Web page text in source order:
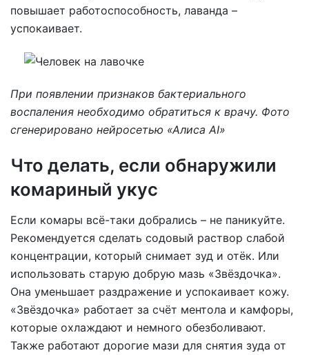
повышает работоспособность, лаванда –
успокаивает.
При появлении признаков бактериального
воспаления необходимо обратиться к врачу. Фото
сгенерировано нейросетью «Алиса AI»
Что делать, если обнаружили
комариный укус
Если комары всё-таки добрались – не паникуйте.
Рекомендуется сделать содовый раствор слабой
концентрации, который снимает зуд и отёк. Или
использовать старую добрую мазь «Звёздочка».
Она уменьшает раздражение и успокаивает кожу.
«Звёздочка» работает за счёт ментола и камфоры,
которые охлаждают и немного обезболивают.
Также работают дорогие мази для снятия зуда от